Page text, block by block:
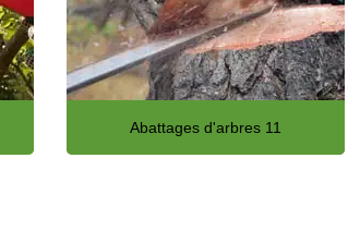
Abattages d'arbres 11